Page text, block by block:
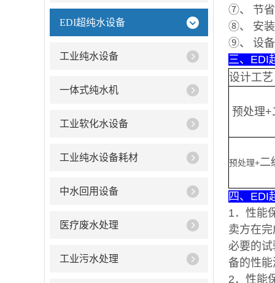
EDI超纯水设备
工业纯水设备
一体式纯水机
工业软化水设备
工业纯水设备耗材
中水回用设备
医疗废水处理
工业污水处理
⑦、 节省
⑧、 安装
⑨、 设备
三、EDI
设计工艺
预处理+
预处理+二
四、EDI
1．性能
卖方在
必要的
备的性
2．性能